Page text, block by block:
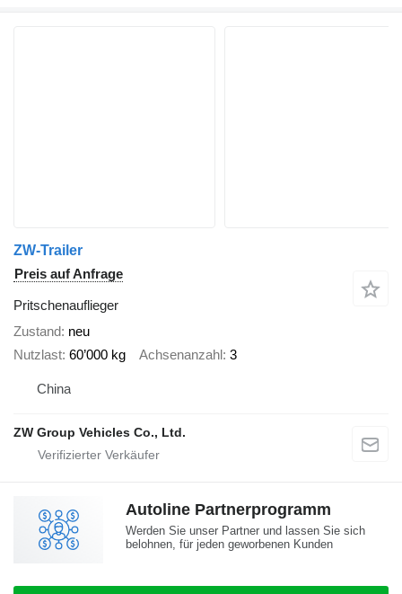
ZW-Trailer
Preis auf Anfrage
Pritschenauflieger
Zustand neu
Nutzlast 60’000 kg Achsenanzahl 3
China
ZW Group Vehicles Co., Ltd.
Autoline Partnerprogramm
Werden Sie unser Partner und lassen Sie sich
belohnen, für jeden geworbenen Kunden